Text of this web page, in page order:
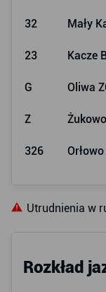
32 Mały
23 Kacze
G Oliwa
Z
326
Utrudnienia w
Rozkład